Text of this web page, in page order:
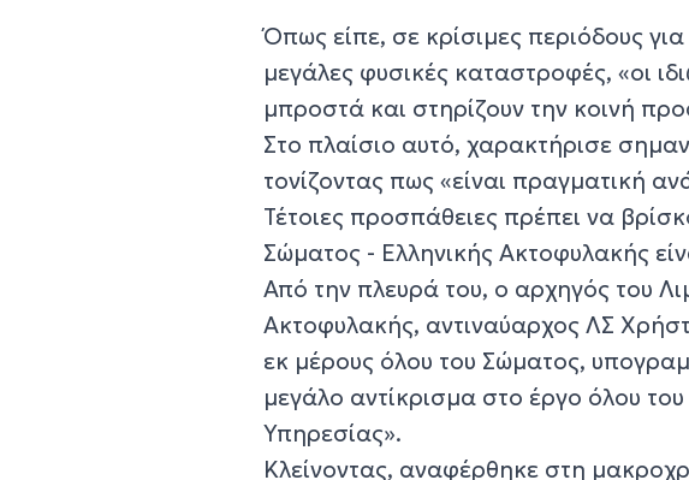
Όπως είπε, σε κρίσιμες περιόδους
μεγάλες φυσικές καταστροφές, «οι
μπροστά και στηρίζουν την κοινή
Στο πλαίσιο αυτό, χαρακτήρισε
τονίζοντας πως «είναι πραγματική
Τέτοιες προσπάθειες πρέπει να
Σώματος - Ελληνικής Ακτοφυλακής
Από την πλευρά του, ο αρχηγός του
Ακτοφυλακής, αντιναύαρχος ΛΣ
εκ μέρους όλου του Σώματος,
μεγάλο αντίκρισμα στο έργο όλου
Υπηρεσίας».
Κλείνοντας, αναφέρθηκε στη